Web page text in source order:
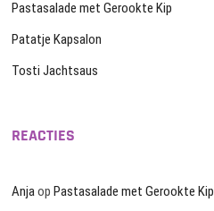
Pastasalade met Gerookte Kip
Patatje Kapsalon
Tosti Jachtsaus
REACTIES
Anjaop Pastasalade met Gerookte Kip